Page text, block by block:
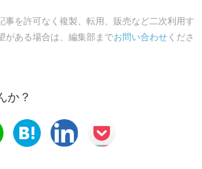
を許可なく複製、転用、販売など二次利用す
がある場合は、編集部までお問い合わせ くださ
か？